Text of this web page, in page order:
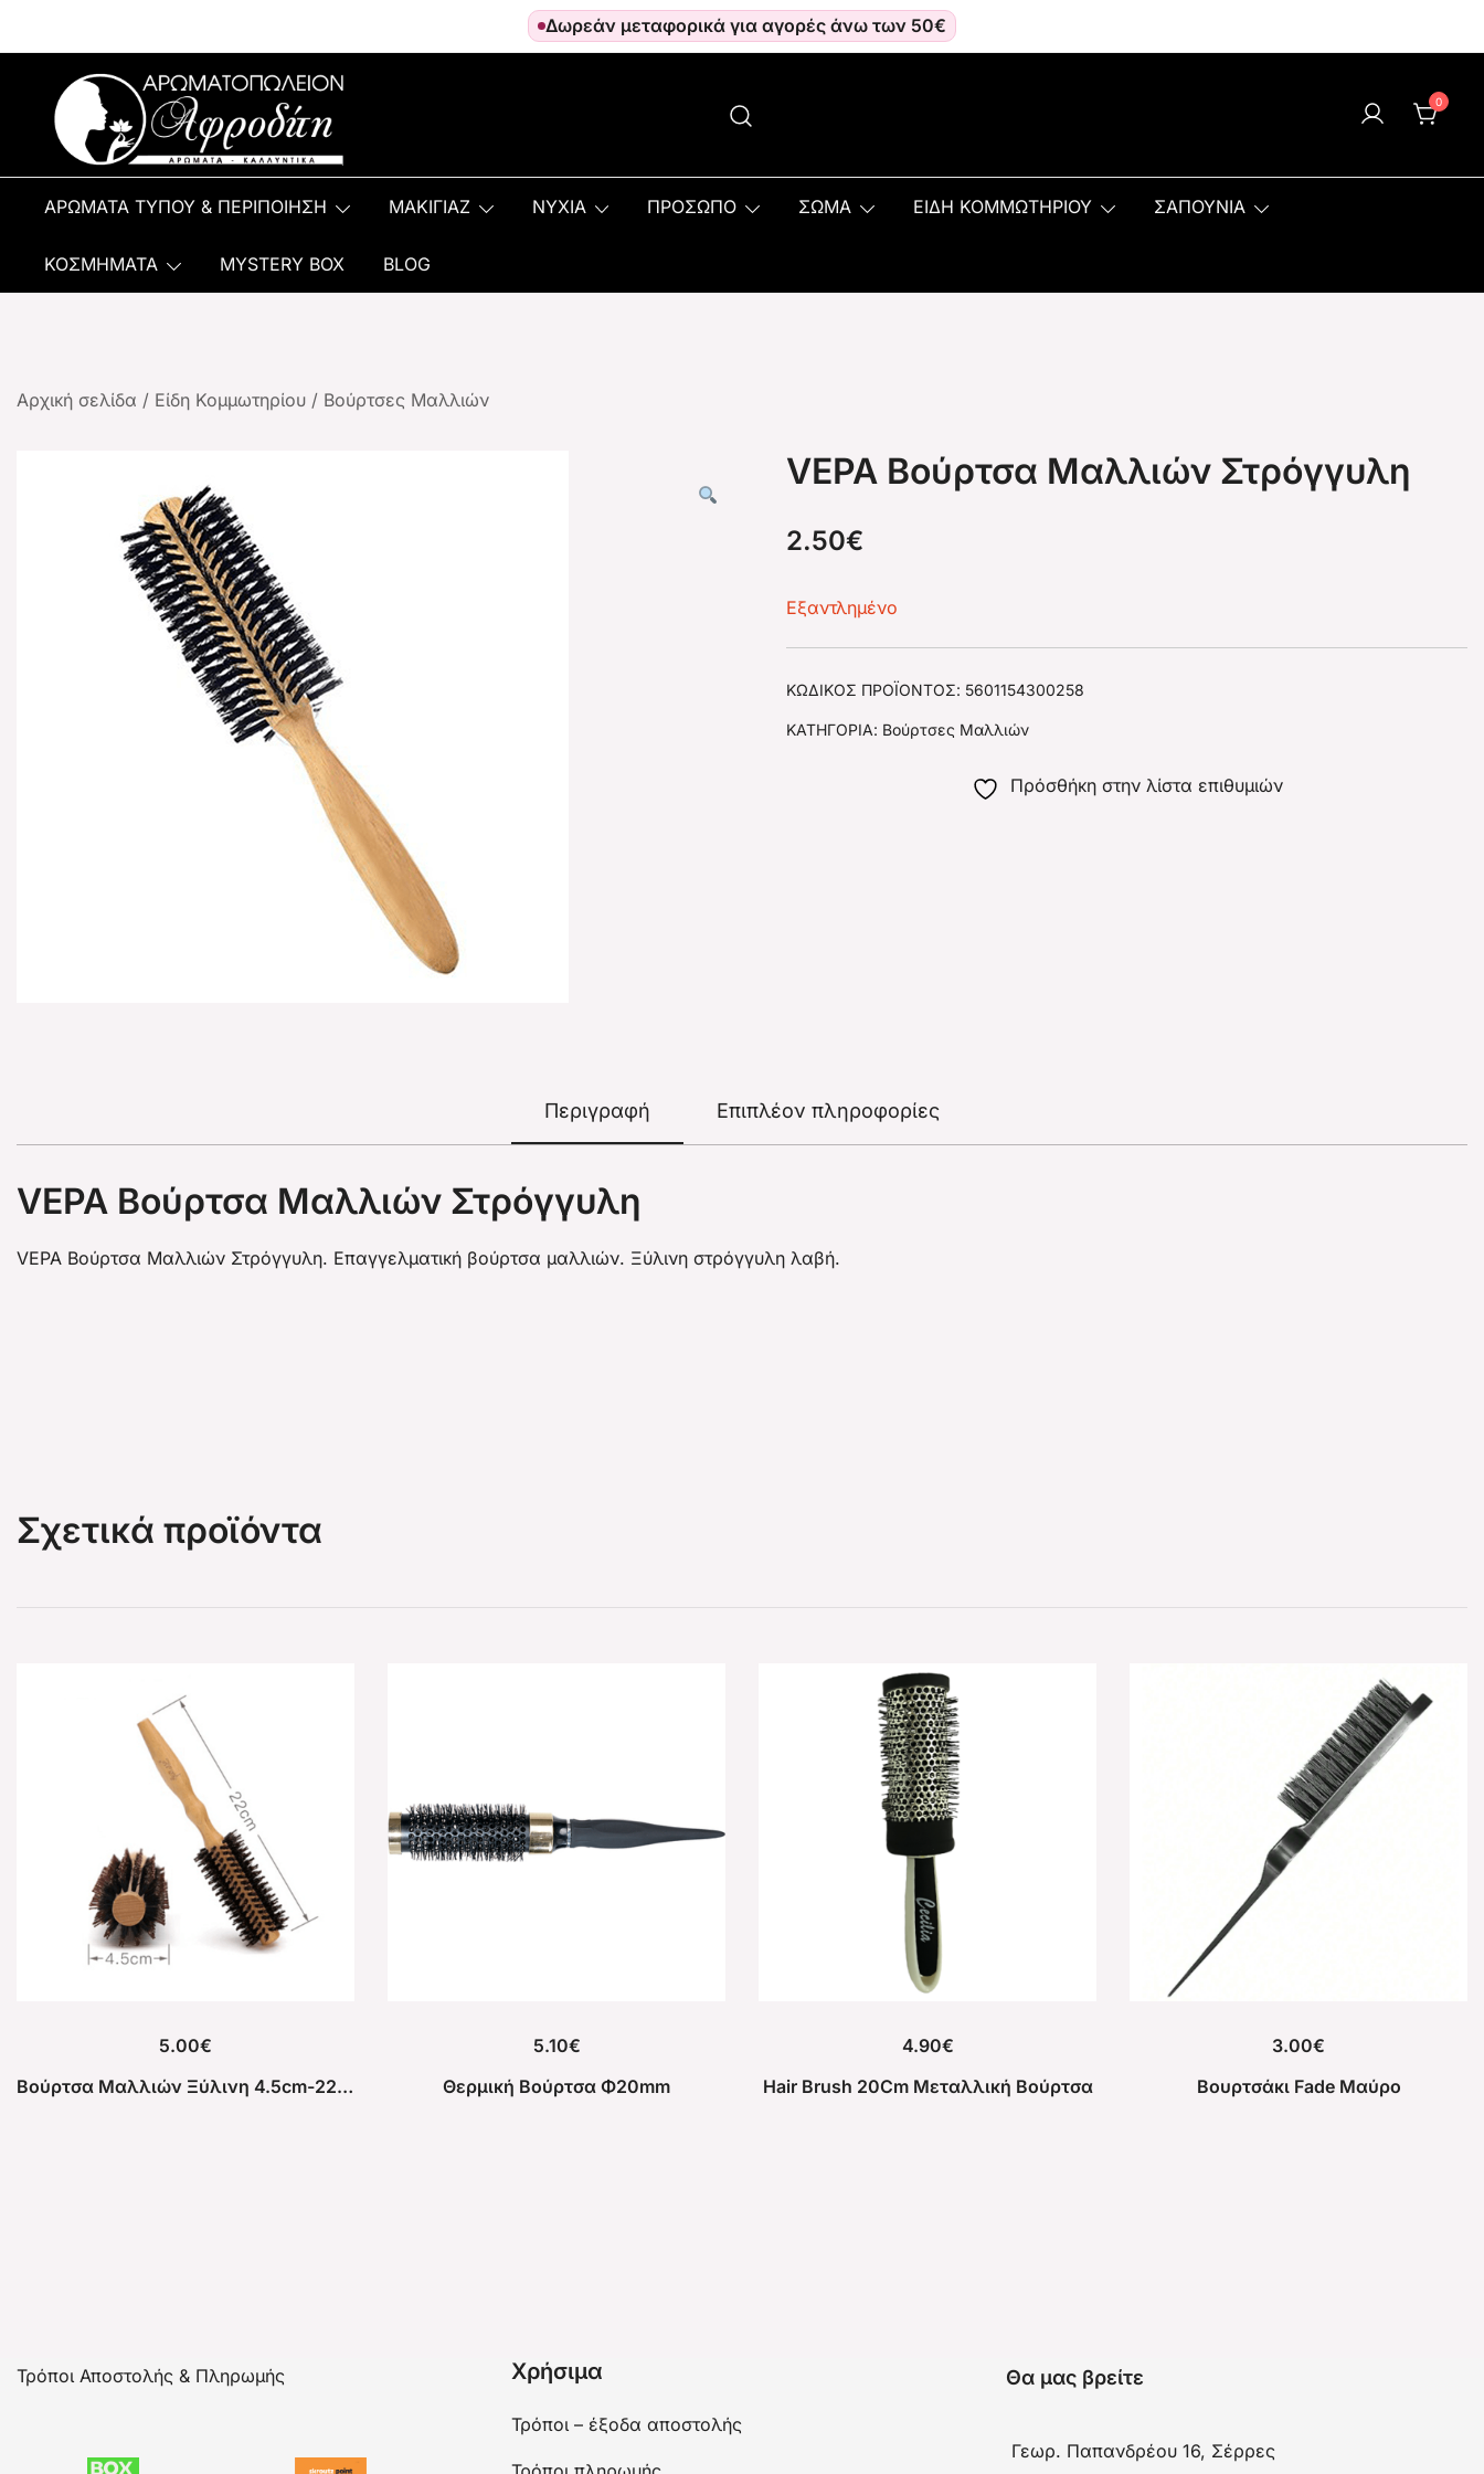
Δωρεάν μεταφορικά για αγορές άνω των 50€
Αρωματοπωλείον Αφροδίτη
0
ΑΡΩΜΑΤΑ ΤΥΠΟΥ & ΠΕΡΙΠΟΙΗΣΗ ΜΑΚΙΓΙΑΖ ΝΥΧΙΑ ΠΡΟΣΩΠΟ ΣΩΜΑ ΕΙΔΗ ΚΟΜΜΩΤΗΡΙΟΥ ΣΑΠΟΥΝΙΑ
ΚΟΣΜΗΜΑΤΑ MYSTERY BOX BLOG
Αρχική σελίδα / Είδη Κομμωτηρίου / Βούρτσες Μαλλιών
VEPA Βούρτσα Μαλλιών Στρόγγυλη
2.50€
Εξαντλημένο
ΚΩΔΙΚΌΣ ΠΡΟΪΌΝΤΟΣ: 5601154300258
ΚΑΤΗΓΟΡΊΑ: Βούρτσες Μαλλιών
Πρόσθήκη στην λίστα επιθυμιών
Περιγραφή Επιπλέον πληροφορίες
VEPA Βούρτσα Μαλλιών Στρόγγυλη
VEPA Βούρτσα Μαλλιών Στρόγγυλη. Επαγγελματική βούρτσα μαλλιών. Ξύλινη στρόγγυλη λαβή.
Σχετικά προϊόντα
5.00€
Βούρτσα Μαλλιών Ξύλινη 4.5cm-22cm
5.10€
Θερμική Βούρτσα Φ20mm
4.90€
Hair Brush 20Cm Μεταλλική Βούρτσα
3.00€
Βουρτσάκι Fade Μαύρο
Τρόποι Αποστολής & Πληρωμής Χρήσιμα
Τρόποι – έξοδα αποστολής
Θα μας βρείτε
Γεωρ. Παπανδρέου 16, Σέρρες